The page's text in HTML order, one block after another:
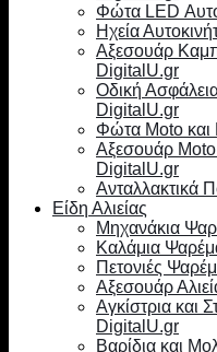
Φώτα LED
Ηχεία
Αξεσουάρ
DigitalU.gr
Οδική
DigitalU.gr
Φώτα Moto
Αξεσουάρ Moto
DigitalU.gr
Ανταλλακτικά
Είδη Αλιείας
Μηχανάκια
Καλάμια
Πετονιές
Αξεσουάρ
Αγκίστρια και
DigitalU.gr
Βαρίδια και